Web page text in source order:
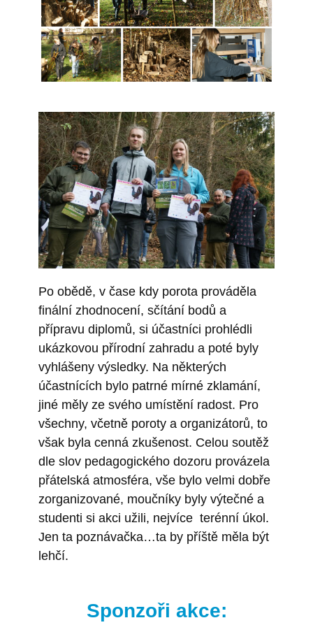
Po obědě, v čase kdy porota prováděla
finální zhodnocení, sčítání bodů a
přípravu diplomů, si účastníci prohlédli
ukázkovou přírodní zahradu a poté byly
vyhlášeny výsledky. Na některých
účastnících bylo patrné mírné zklamání,
jiné měly ze svého umístění radost. Pro
všechny, včetně poroty a organizátorů, to
však byla cenná zkušenost. Celou soutěž
dle slov pedagogického dozoru provázela
přátelská atmosféra, vše bylo velmi dobře
zorganizované, moučníky byly výtečné a
studenti si akci užili, nejvíce terénní úkol.
Jen ta poznávačka…ta by příště měla být
lehčí.
Sponzoři akce: